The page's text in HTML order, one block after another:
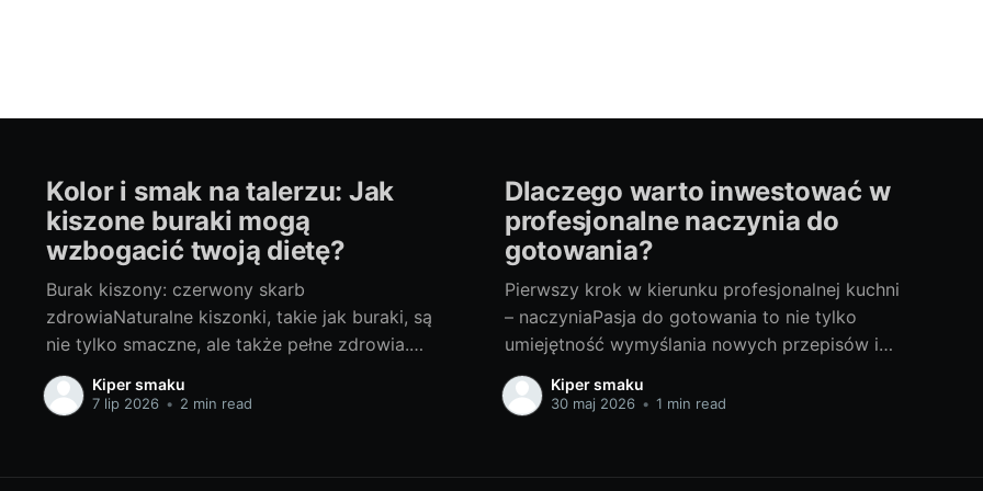
Kolor i smak na talerzu: Jak
kiszone buraki mogą
wzbogacić twoją dietę?
Burak kiszony: czerwony skarb
zdrowiaNaturalne kiszonki, takie jak buraki, są
nie tylko smaczne, ale także pełne zdrowia.
Charakterystyczny dla nich kwasowy smak i
wyjątkowy aromat kultywują tradycyjne
organizm. Kwas mlekowy, który powstaje
Kiper smaku
7 lip 2026 • 2 min read
Dlaczego warto inwestować w
profesjonalne naczynia do
gotowania?
Pierwszy krok w kierunku profesjonalnej kuchni
– naczyniaPasja do gotowania to nie tylko
umiejętność wymyślania nowych przepisów i
smaków. To także dbałość o każdy, nawet
najmniejszy szczegół procesu
zwłaszcza profesjonalne naczynia do
Kiper smaku
30 maj 2026 • 1 min read